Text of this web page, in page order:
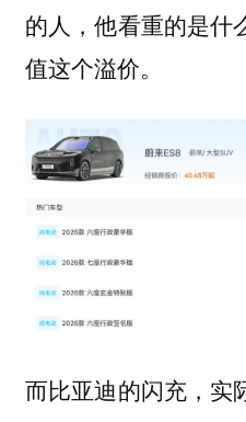
的人，他看重的是什
值这个溢价。
而比亚迪的闪充，实